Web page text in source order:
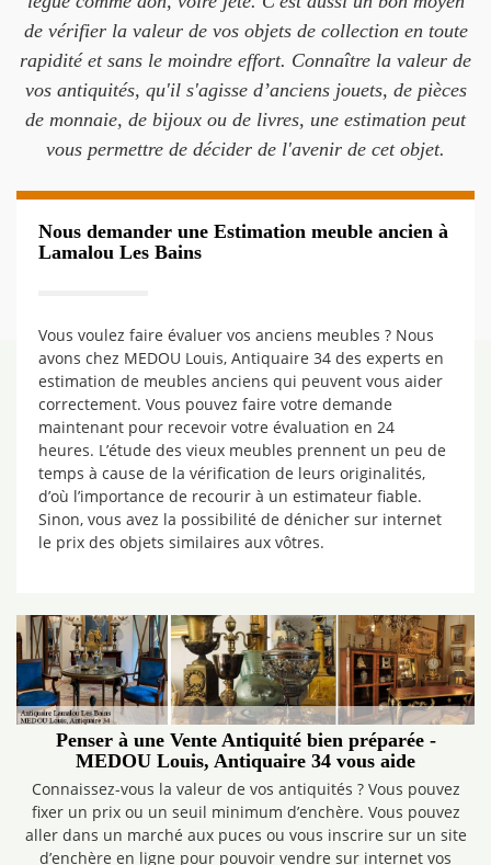
de vérifier la valeur de vos objets de collection en toute
rapidité et sans le moindre effort. Connaître la valeur de
vos antiquités, qu'il s'agisse d’anciens jouets, de pièces
de monnaie, de bijoux ou de livres, une estimation peut
vous permettre de décider de l'avenir de cet objet.
Nous demander une Estimation meuble ancien à
Lamalou Les Bains
Vous voulez faire évaluer vos anciens meubles ? Nous
avons chez MEDOU Louis, Antiquaire 34 des experts en
estimation de meubles anciens qui peuvent vous aider
correctement. Vous pouvez faire votre demande
maintenant pour recevoir votre évaluation en 24
heures. L’étude des vieux meubles prennent un peu de
temps à cause de la vérification de leurs originalités,
d’où l’importance de recourir à un estimateur fiable.
Sinon, vous avez la possibilité de dénicher sur internet
le prix des objets similaires aux vôtres.
Penser à une Vente Antiquité bien préparée -
MEDOU Louis, Antiquaire 34 vous aide
Connaissez-vous la valeur de vos antiquités ? Vous pouvez
fixer un prix ou un seuil minimum d’enchère. Vous pouvez
aller dans un marché aux puces ou vous inscrire sur un site
d’enchère en ligne pour pouvoir vendre sur internet vos